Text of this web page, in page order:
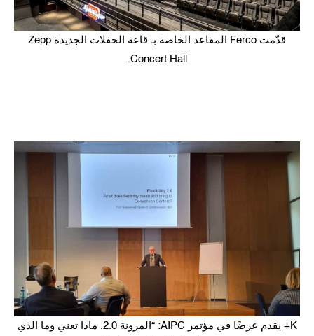
قدّمت Ferco المقاعد الخاصة بـ قاعة الحفلات الجديدة Zepp
Concert Hall.
K+ يقدم عرضًا في مؤتمر AIPC: “المرونة 2.0. ماذا تعني وما الذي